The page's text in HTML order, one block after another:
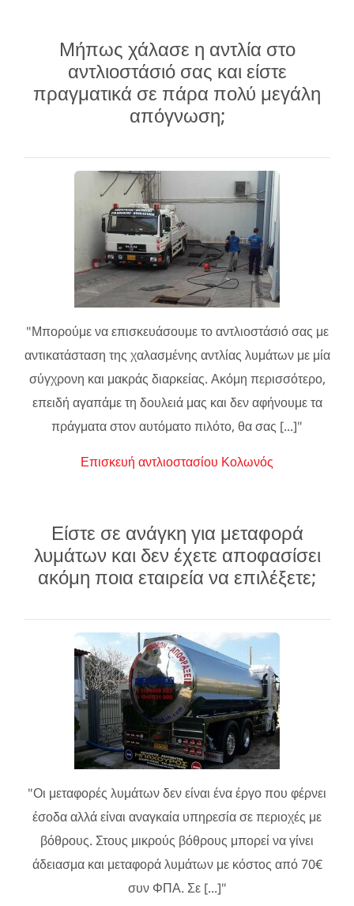
Μήπως χάλασε η αντλία στο
αντλιοστάσιό σας και είστε
πραγματικά σε πάρα πολύ μεγάλη
απόγνωση;
"Μπορούμε να επισκευάσουμε το αντλιοστάσιό σας με
αντικατάσταση της χαλασμένης αντλίας λυμάτων με μία
σύγχρονη και μακράς διαρκείας. Ακόμη περισσότερο,
επειδή αγαπάμε τη δουλειά μας και δεν αφήνουμε τα
πράγματα στον αυτόματο πιλότο, θα σας [...]"
Επισκευή αντλιοστασίου Κολωνός
Είστε σε ανάγκη για μεταφορά
λυμάτων και δεν έχετε αποφασίσει
ακόμη ποια εταιρεία να επιλέξετε;
"Οι μεταφορές λυμάτων δεν είναι ένα έργο που φέρνει
έσοδα αλλά είναι αναγκαία υπηρεσία σε περιοχές με
βόθρους. Στους μικρούς βόθρους μπορεί να γίνει
άδειασμα και μεταφορά λυμάτων με κόστος από 70€
συν ΦΠΑ. Σε [...]"